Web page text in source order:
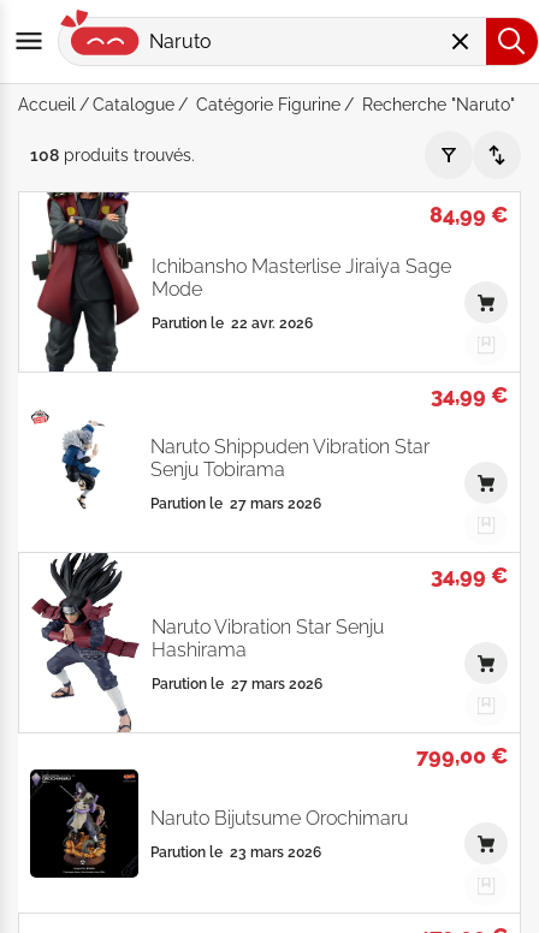
Accueil Catalogue Catégorie Figurine Recherche "Naruto"
Recherche "Naruto" - Catégorie "Figurine" - Par Date de
108 produits trouvés.
84,99 €
Ichibansho Masterlise Jiraiya Sage
Mode
Parution le 22 avr. 2026
34,99 €
Naruto Shippuden Vibration Star
Senju Tobirama
Parution le 27 mars 2026
34,99 €
Naruto Vibration Star Senju
Hashirama
Parution le 27 mars 2026
799,00 €
Naruto Bijutsume Orochimaru
Parution le 23 mars 2026